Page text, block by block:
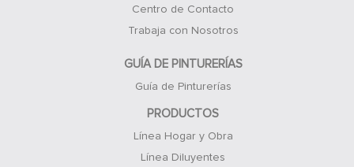
Centro de Contacto
Trabaja con Nosotros
GUÍA DE PINTURERÍAS
Guía de Pinturerías
PRODUCTOS
Línea Hogar y Obra
Línea Diluyentes